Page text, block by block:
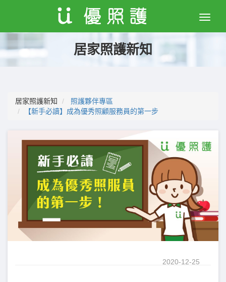
Toggle
居家照護新知
居家照護新知
照護夥伴專區
【新手必讀】成為優秀照顧服務員的第一步
2020-12-25